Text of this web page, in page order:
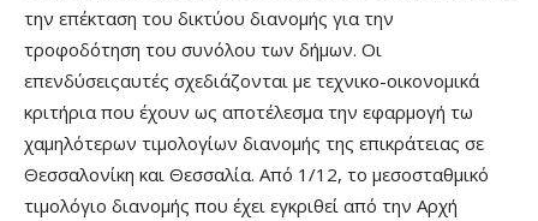
την επέκταση του δικτύου διανομής για την
τροφοδότηση του συνόλου των δήμων. Οι
επενδύσειςαυτές σχεδιάζονται με τεχνικο-οικονομικά
κριτήρια που έχουν ως αποτέλεσμα την εφαρμογή τω
χαμηλότερων τιμολογίων διανομής της επικράτειας σε
Θεσσαλονίκη και Θεσσαλία. Από 1/12, το μεσοσταθμικό
τιμολόγιο διανομής που έχει εγκριθεί από την Αρχή